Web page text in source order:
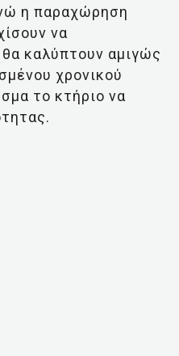
η παραχώρηση
να
καλύπτουν αμιγώς
χρονικού
το κτήριο να